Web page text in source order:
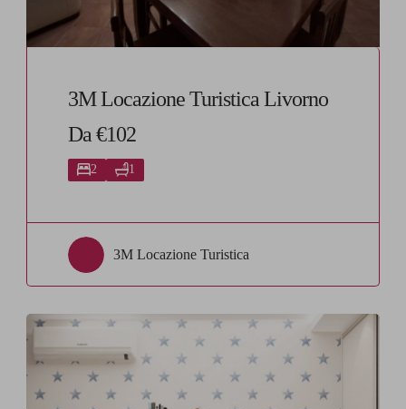
3M Locazione Turistica Livorno
Da €102
2 1
3M Locazione Turistica